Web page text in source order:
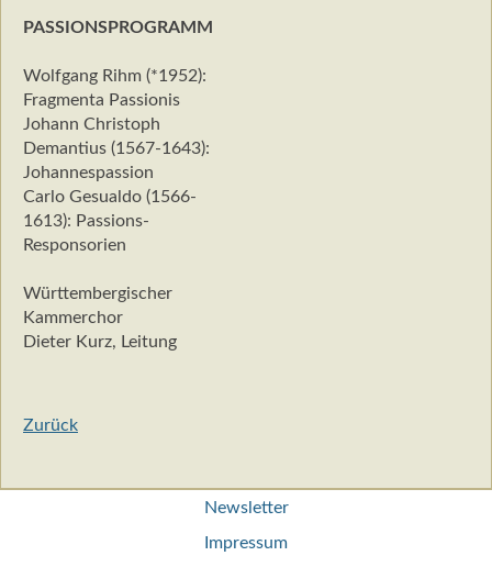
PASSIONSPROGRAMM
Wolfgang Rihm (*1952):
Fragmenta Passionis
Johann Christoph
Demantius (1567-1643):
Johannespassion
Carlo Gesualdo (1566-
1613): Passions-
Responsorien
Württembergischer
Kammerchor
Dieter Kurz, Leitung
Zurück
Newsletter
Impressum